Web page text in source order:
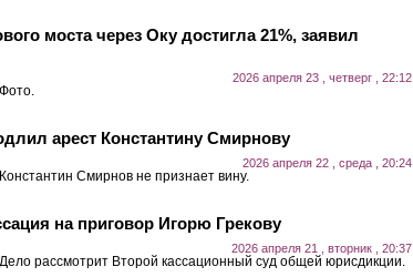
моста через Оку достигла 21%, заявил
2026 апреля 23 , четверг , 22:12
Фото.
арест Константину Смирнову
2026 апреля 22 , среда , 20:24
Константин Смирнов не признает вину.
на приговор Игорю Грекову
2026 апреля 21 , вторник , 20:37
Дело рассмотрит Второй кассационный суд общей юрисдикции.